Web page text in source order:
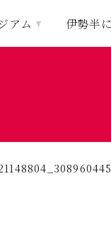
アム 伊勢半